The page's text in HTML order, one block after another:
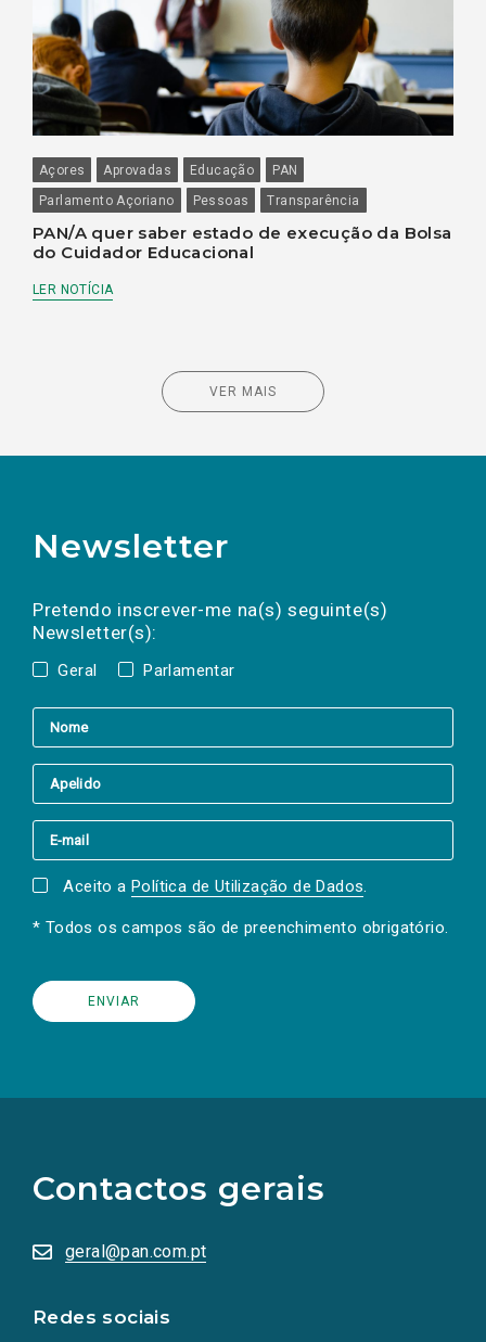
Açores Aprovadas Educação
PAN
Parlamento Açoriano
Pessoas Transparência
PAN/A quer saber estado de execução da Bolsa
do Cuidador Educacional
LER NOTÍCIA
VER MAIS
Newsletter
Pretendo inscrever-me na(s) seguinte(s)
Newsletter(s):
Geral Parlamentar
a(s) newsletter(s).
mail
Aceito a Política de Utilização de Dados.
* Todos os campos são de preenchimento obrigatório.
Contactos gerais
geral@pan.com.pt
Redes sociais
redes
sociais
numa
nova